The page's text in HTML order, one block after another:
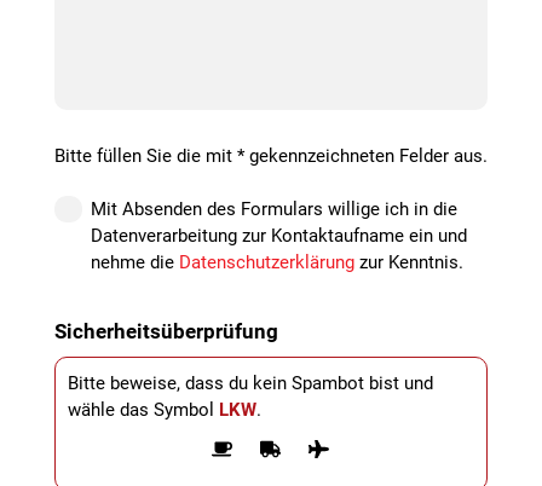
Bitte füllen Sie die mit * gekennzeichneten Felder aus.
Mit Absenden des Formulars willige ich in die
Datenverarbeitung zur Kontaktaufname ein und
nehme die Datenschutzerklärung zur Kenntnis.
Sicherheitsüberprüfung
Bitte beweise, dass du kein Spambot bist und
wähle das Symbol LKW.